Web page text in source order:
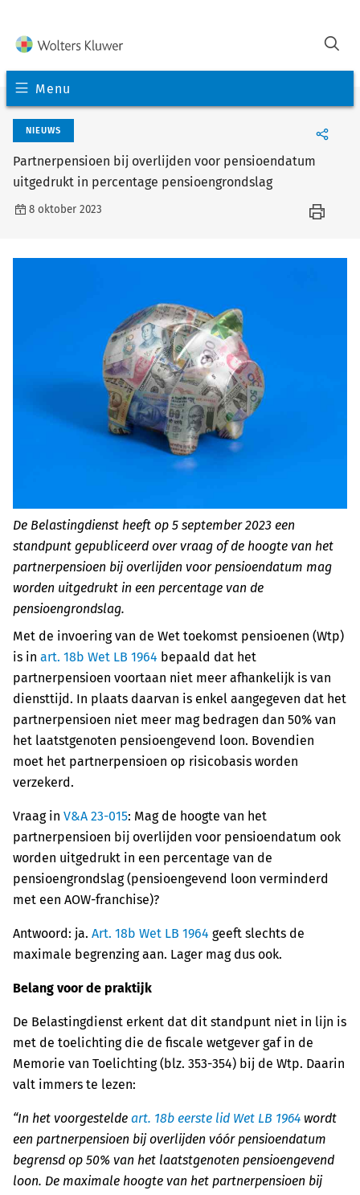
Menu
NIEUWS
Partnerpensioen bij overlijden voor pensioendatum
uitgedrukt in percentage pensioengrondslag
8 oktober 2023
De Belastingdienst heeft op 5 september 2023 een
standpunt gepubliceerd over vraag of de hoogte van het
partnerpensioen bij overlijden voor pensioendatum mag
worden uitgedrukt in een percentage van de
pensioengrondslag.
Met de invoering van de Wet toekomst pensioenen (Wtp)
is in art. 18b Wet LB 1964 bepaald dat het
partnerpensioen voortaan niet meer afhankelijk is van
diensttijd. In plaats daarvan is enkel aangegeven dat het
partnerpensioen niet meer mag bedragen dan 50% van
het laatstgenoten pensioengevend loon. Bovendien
moet het partnerpensioen op risicobasis worden
verzekerd.
Vraag in V&A 23-015: Mag de hoogte van het
partnerpensioen bij overlijden voor pensioendatum ook
worden uitgedrukt in een percentage van de
pensioengrondslag (pensioengevend loon verminderd
met een AOW-franchise)?
Antwoord: ja. Art. 18b Wet LB 1964 geeft slechts de
maximale begrenzing aan. Lager mag dus ook.
Belang voor de praktijk
De Belastingdienst erkent dat dit standpunt niet in lijn is
met de toelichting die de fiscale wetgever gaf in de
Memorie van Toelichting (blz. 353-354) bij de Wtp. Daarin
valt immers te lezen:
“In het voorgestelde art. 18b eerste lid Wet LB 1964 wordt
een partnerpensioen bij overlijden vóór pensioendatum
begrensd op 50% van het laatstgenoten pensioengevend
loon. De maximale hoogte van het partnerpensioen bij